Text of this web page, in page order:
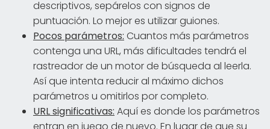
descriptivos, sepárelos con signos de
puntuación. Lo mejor es utilizar guiones.
Pocos parámetros: Cuantos más parámetros
contenga una URL, más dificultades tendrá el
rastreador de un motor de búsqueda al leerla.
Así que intenta reducir al máximo dichos
parámetros u omitirlos por completo.
URL significativas: Aquí es donde los parámetros